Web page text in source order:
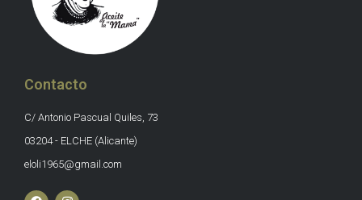
Contacto
C/ Antonio Pascual Quiles, 73
03204 - ELCHE (Alicante)
eloli1965@gmail.com